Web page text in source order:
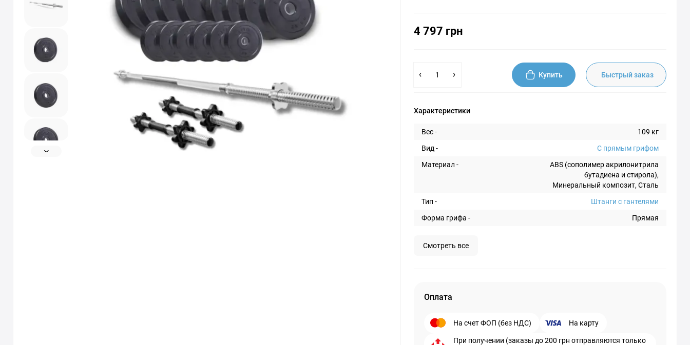
4 797 грн
Купить Быстрый заказ
Характеристики
Вес -
109 кг
Вид -
С прямым грифом
Материал -
ABS (сополимер акрилонитрила
бутадиена и стирола),
Минеральный композит, Сталь
Тип -
Штанги с гантелями
Форма грифа -
Прямая
Смотреть все
Оплата
На счет ФОП (без НДС) На карту
При получении (заказы до 200 грн отправляются только